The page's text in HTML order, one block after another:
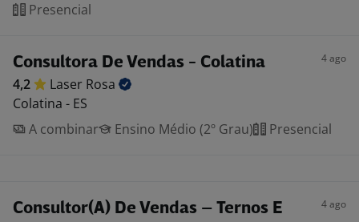
Presencial
Consultora De Vendas - Colatina 4 ago
4,2 Laser Rosa
Colatina - ES
A combinar
Ensino Médio (2º Grau) Presencial
Consultor(A) De Vendas – Ternos E
4 ago